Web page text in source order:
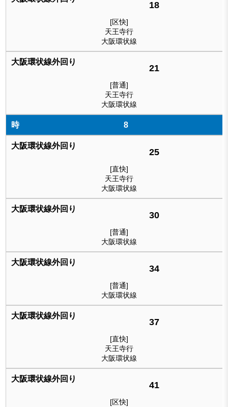
18
[区快]
天王寺行
大阪環状線
21
[普通]
天王寺行
大阪環状線
8
25
[直快]
天王寺行
大阪環状線
30
[普通]
大阪環状線
34
[普通]
大阪環状線
37
[直快]
天王寺行
大阪環状線
41
[区快]